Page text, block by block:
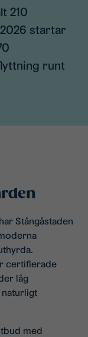
210
startar
runt
Stångåstaden
certifierade
låg
med